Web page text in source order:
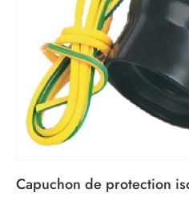
Capuchon de protection